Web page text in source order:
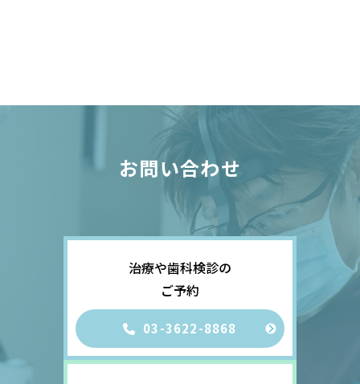
お問い合わせ
治療や歯科検診の
ご予約
03-3622-8868